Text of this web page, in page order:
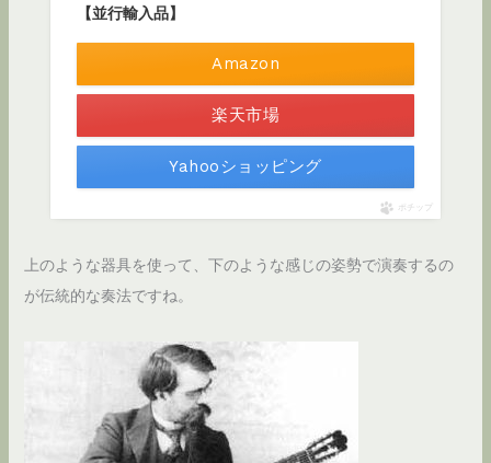
【並行輸入品】
Amazon
楽天市場
Yahooショッピング
ポチップ
上のような器具を使って、下のような感じの姿勢で演奏するの
が伝統的な奏法ですね。